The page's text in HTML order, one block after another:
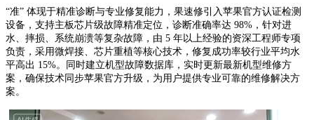
“准” 体现于精准诊断与专业修复能力，果速修引入苹果官方认证检测
设备，支持主板芯片级故障精准定位，诊断准确率达 98% ，针对进
水、摔损、系统崩溃等复杂故障，由 5 年以上经验的资深工程师专项
负责，采用微焊接、芯片重植等核心技术，修复成功率较行业平均水
平高出 15%。同时建立机型故障数据库，实时更新最新机型维修方
案，确保技术同步苹果官方升级，为用户提供专业可靠的维修解决方
案。